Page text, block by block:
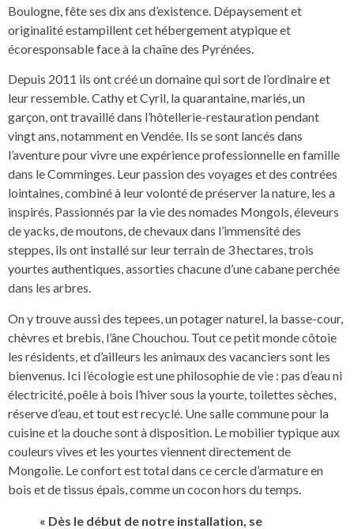
Boulogne, fête ses dix ans d’existence. Dépaysement et
originalité estampillent cet hébergement atypique et
écoresponsable face à la chaîne des Pyrénées.
Depuis 2011 ils ont créé un domaine qui sort de l’ordinaire et
leur ressemble. Cathy et Cyril, la quarantaine, mariés, un
garçon, ont travaillé dans l’hôtellerie-restauration pendant
vingt ans, notamment en Vendée. Ils se sont lancés dans
l’aventure pour vivre une expérience professionnelle en famille
dans le Comminges. Leur passion des voyages et des contrées
lointaines, combiné à leur volonté de préserver la nature, les a
inspirés. Passionnés par la vie des nomades Mongols, éleveurs
de yacks, de moutons, de chevaux dans l’immensité des
steppes, ils ont installé sur leur terrain de 3 hectares, trois
yourtes authentiques, assorties chacune d’une cabane perchée
dans les arbres.
On y trouve aussi des tepees, un potager naturel, la basse-cour,
chèvres et brebis, l’âne Chouchou. Tout ce petit monde côtoie
les résidents, et d’ailleurs les animaux des vacanciers sont les
bienvenus. Ici l’écologie est une philosophie de vie : pas d’eau ni
électricité, poêle à bois l’hiver sous la yourte, toilettes sèches,
réserve d’eau, et tout est recyclé. Une salle commune pour la
cuisine et la douche sont à disposition. Le mobilier typique aux
couleurs vives et les yourtes viennent directement de
Mongolie. Le confort est total dans ce cercle d’armature en
bois et de tissus épais, comme un cocon hors du temps.
« Dès le début de notre installation, se